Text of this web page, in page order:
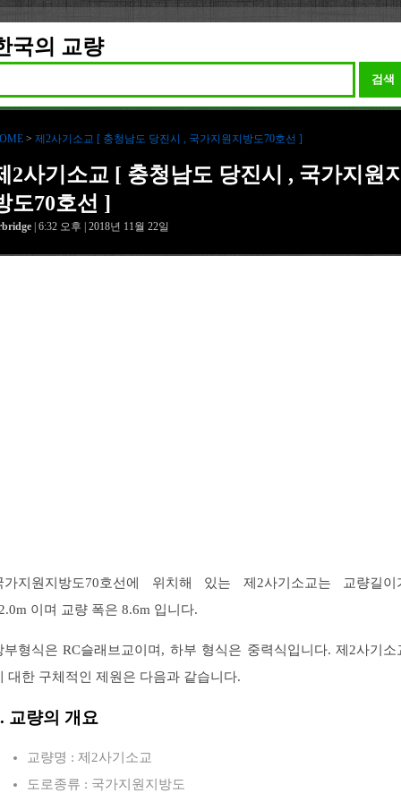
국의 교량
검색
> 제2사기소교 [ 충청남도 당진시 , 국가지원지방도70호선 ]
2사기소교 [ 충청남도 당진시 , 국가지원
도70호선 ]
| 6:32 오후 | 2018년 11월 22일
가지원지방도70호선에 위치해 있는 제2사기소교는 교량길이
이며 교량 폭은 8.6m 입니다.
부형식은 RC슬래브교이며, 하부 형식은 중력식입니다. 제2사기소
대한 구체적인 제원은 다음과 같습니다.
교량의 개요
교량명 : 제2사기소교
도로종류 : 국가지원지방도